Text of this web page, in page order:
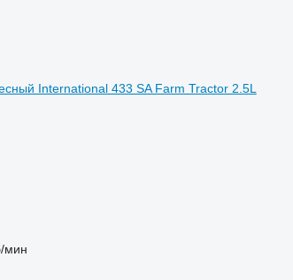
International 433 SA Farm Tractor 2.5L
мин